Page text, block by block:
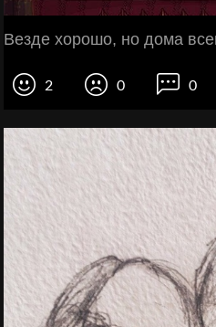
Везде хорошо, но дома
2 0 0